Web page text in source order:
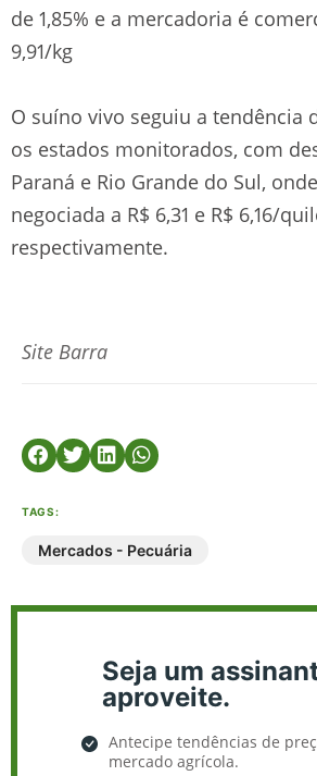
de 1,85% e a mercadoria é
9,91/kg
O suíno vivo seguiu a tendência
os estados monitorados, com
Paraná e Rio Grande do Sul,
negociada a R$ 6,31 e R$ 6,16/
respectivamente.
Site Barra
TAGS:
Mercados - Pecuária
Seja um
aproveite.
Antecipe tendências de
mercado agrícola.